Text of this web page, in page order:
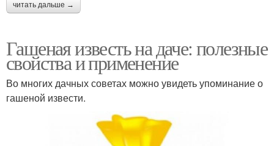
читать дальше →
Гашеная известь на даче: полезные
свойства и применение
Во многих дачных советах можно увидеть упоминание о
гашеной извести.